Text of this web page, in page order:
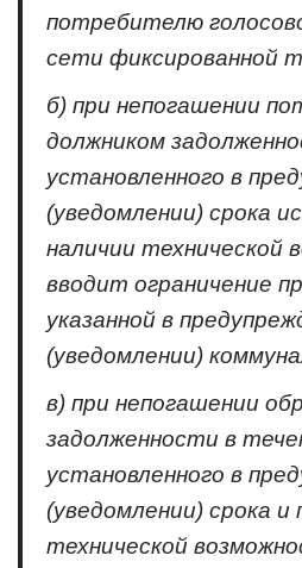
потребителю
сети фиксированной
б) при непогашении
должником
установленного в
(уведомлении) срока
наличии технической
вводит ограничение
указанной в
(уведомлении)
в) при непогашении
задолженности в
установленного в
(уведомлении) срока
технической